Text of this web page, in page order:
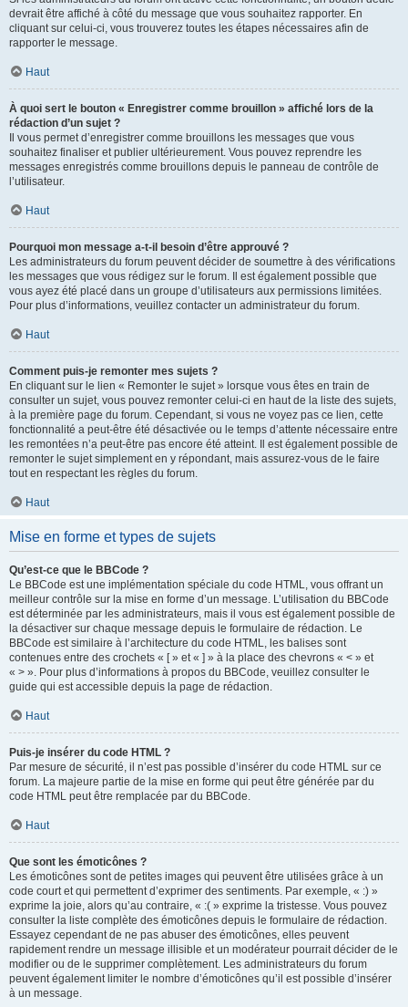
devrait être affiché à côté du message que vous souhaitez rapporter. En
cliquant sur celui-ci, vous trouverez toutes les étapes nécessaires afin de
rapporter le message.
Haut
À quoi sert le bouton « Enregistrer comme brouillon » affiché lors de la
rédaction d’un sujet ?
Il vous permet d’enregistrer comme brouillons les messages que vous
souhaitez finaliser et publier ultérieurement. Vous pouvez reprendre les
messages enregistrés comme brouillons depuis le panneau de contrôle de
l’utilisateur.
Haut
Pourquoi mon message a-t-il besoin d’être approuvé ?
Les administrateurs du forum peuvent décider de soumettre à des vérifications
les messages que vous rédigez sur le forum. Il est également possible que
vous ayez été placé dans un groupe d’utilisateurs aux permissions limitées.
Pour plus d’informations, veuillez contacter un administrateur du forum.
Haut
Comment puis-je remonter mes sujets ?
En cliquant sur le lien « Remonter le sujet » lorsque vous êtes en train de
consulter un sujet, vous pouvez remonter celui-ci en haut de la liste des sujets,
à la première page du forum. Cependant, si vous ne voyez pas ce lien, cette
fonctionnalité a peut-être été désactivée ou le temps d’attente nécessaire entre
les remontées n’a peut-être pas encore été atteint. Il est également possible de
remonter le sujet simplement en y répondant, mais assurez-vous de le faire
tout en respectant les règles du forum.
Haut
Mise en forme et types de sujets
Qu’est-ce que le BBCode ?
Le BBCode est une implémentation spéciale du code HTML, vous offrant un
meilleur contrôle sur la mise en forme d’un message. L’utilisation du BBCode
est déterminée par les administrateurs, mais il vous est également possible de
la désactiver sur chaque message depuis le formulaire de rédaction. Le
BBCode est similaire à l’architecture du code HTML, les balises sont
contenues entre des crochets « [ » et « ] » à la place des chevrons « < » et
« > ». Pour plus d’informations à propos du BBCode, veuillez consulter le
guide qui est accessible depuis la page de rédaction.
Haut
Puis-je insérer du code HTML ?
Par mesure de sécurité, il n’est pas possible d’insérer du code HTML sur ce
forum. La majeure partie de la mise en forme qui peut être générée par du
code HTML peut être remplacée par du BBCode.
Haut
Que sont les émoticônes ?
Les émoticônes sont de petites images qui peuvent être utilisées grâce à un
code court et qui permettent d’exprimer des sentiments. Par exemple, « :) »
exprime la joie, alors qu’au contraire, « :( » exprime la tristesse. Vous pouvez
consulter la liste complète des émoticônes depuis le formulaire de rédaction.
Essayez cependant de ne pas abuser des émoticônes, elles peuvent
rapidement rendre un message illisible et un modérateur pourrait décider de le
modifier ou de le supprimer complètement. Les administrateurs du forum
peuvent également limiter le nombre d’émoticônes qu’il est possible d’insérer
à un message.